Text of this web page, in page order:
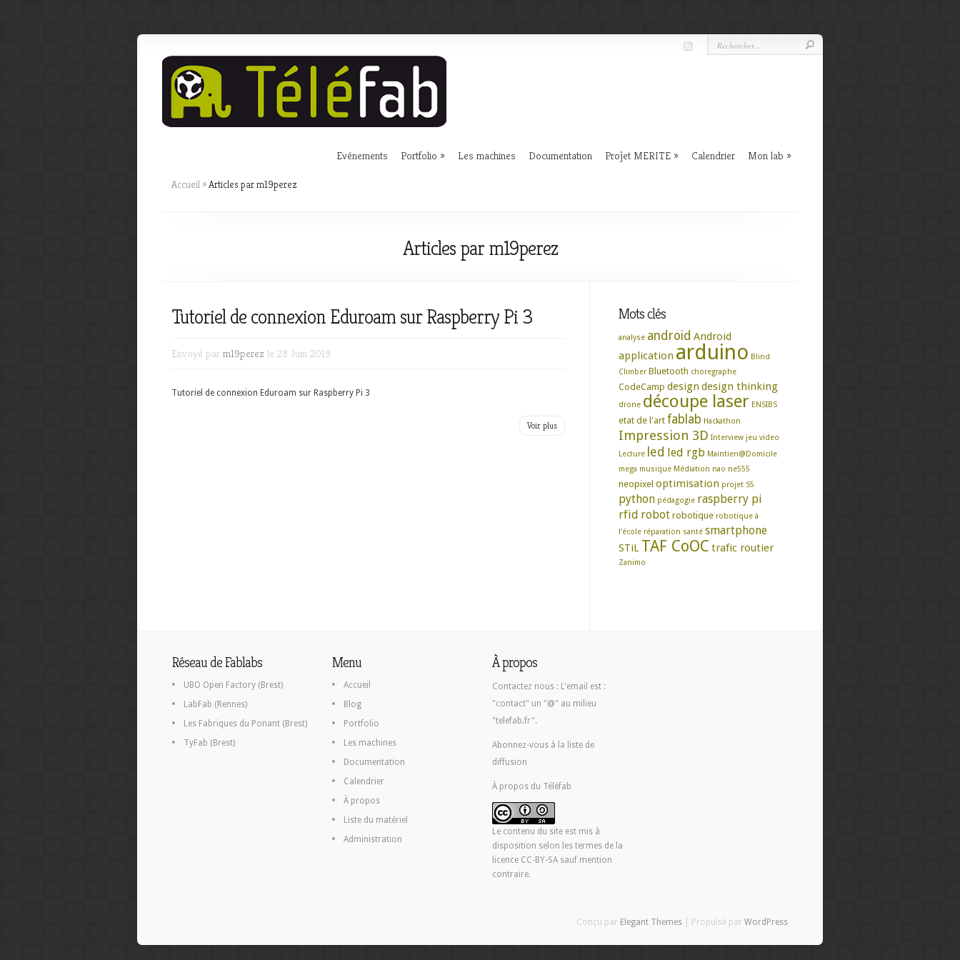
Evénements Portfolio Les machines Documentation Projet MERITE Calendrier Mon lab
Accueil »Articles par m19perez
Articles par m19perez
Tutoriel de connexion Eduroam sur Raspberry Pi 3
Envoyé par m19perez le 28 Juin 2019
Tutoriel de connexion Eduroam sur Raspberry Pi 3
Voir plus
Mots clés
analyse android Android
application arduino Blind
Climber Bluetooth choregraphe
CodeCamp design design thinking
drone découpe laser ENSIBS
etat de l'art fablab Hackathon
Impression 3D Interview jeu video
Lecture
led led rgb Maintien@Domicile
mega musique Médiation nao ne555
neopixel optimisation projet S5
python pédagogie raspberry pi
rfid robot robotique robotique à
l'école réparation santé smartphone
STiL TAF CoOC trafic routier
Zanimo
Réseau de Fablabs
UBO Open Factory (Brest)
LabFab (Rennes)
Les Fabriques du Ponant (Brest)
TyFab (Brest)
Menu
Accueil
Blog
Portfolio
Les machines
Documentation
Calendrier
À propos
Liste du matériel
Administration
À propos
Contactez nous : L'email est :
"contact" un "@" au milieu
"telefab.fr".
Abonnez-vous à la liste de
diffusion
À propos du Téléfab
Le contenu du site est mis à
disposition selon les termes de la
licence CC-BY-SA sauf mention
contraire.
Conçu par Elegant Themes | Propulsé par WordPress